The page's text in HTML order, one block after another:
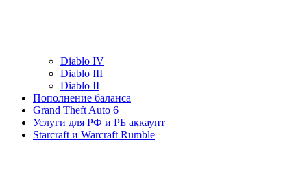
Diablo IV
Diablo III
Diablo II
Пополнение баланса
Grand Theft Auto 6
Услуги для РФ и РБ аккаунт
Starcraft и Warcraft Rumble